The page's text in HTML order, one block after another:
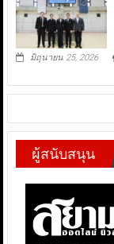
มิถุนายน 25, 2026
ผู้สนับสนุน